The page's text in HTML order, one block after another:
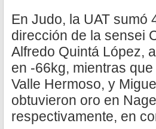
En Judo, la UAT sumó
dirección de la sensei
Alfredo Quintá López,
en -66kg, mientras
Valle Hermoso, y
obtuvieron oro en
respectivamente, en